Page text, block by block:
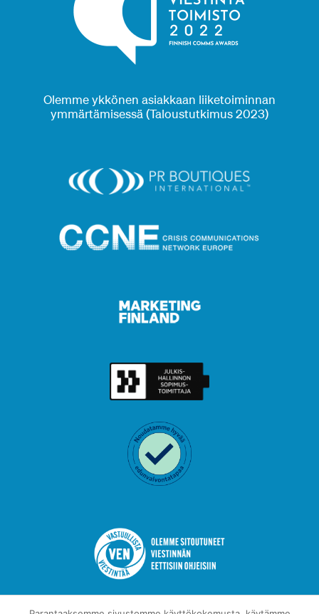
Olemme ykkönen asiakkaan liiketoiminnan
ymmärtämisessä (Taloustutkimus 2023)